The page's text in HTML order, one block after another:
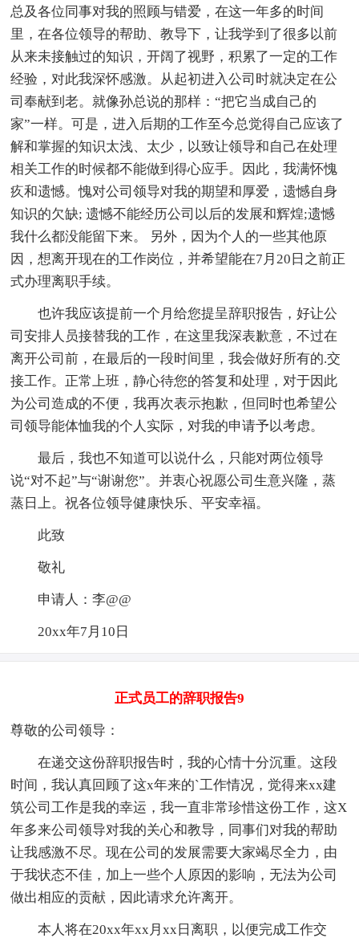
总及各位同事对我的照顾与错爱，在这一年多的时间
里，在各位领导的帮助、教导下，让我学到了很多以前
从来未接触过的知识，开阔了视野，积累了一定的工作
经验，对此我深怀感激。从起初进入公司时就决定在公
司奉献到老。就像孙总说的那样：“把它当成自己的
家”一样。可是，进入后期的工作至今总觉得自己应该了
解和掌握的知识太浅、太少，以致让领导和自己在处理
相关工作的时候都不能做到得心应手。因此，我满怀愧
疚和遗憾。愧对公司领导对我的期望和厚爱，遗憾自身
知识的欠缺; 遗憾不能经历公司以后的发展和辉煌;遗憾
我什么都没能留下来。 另外，因为个人的一些其他原
因，想离开现在的工作岗位，并希望能在7月20日之前正
式办理离职手续。
也许我应该提前一个月给您提呈辞职报告，好让公
司安排人员接替我的工作，在这里我深表歉意，不过在
离开公司前，在最后的一段时间里，我会做好所有的.交
接工作。正常上班，静心待您的答复和处理，对于因此
为公司造成的不便，我再次表示抱歉，但同时也希望公
司领导能体恤我的个人实际，对我的申请予以考虑。
最后，我也不知道可以说什么，只能对两位领导
说“对不起”与“谢谢您”。并衷心祝愿公司生意兴隆，蒸
蒸日上。祝各位领导健康快乐、平安幸福。
此致
敬礼
申请人：李@@
20xx年7月10日
正式员工的辞职报告9
尊敬的公司领导：
在递交这份辞职报告时，我的心情十分沉重。这段
时间，我认真回顾了这x年来的`工作情况，觉得来xx建
筑公司工作是我的幸运，我一直非常珍惜这份工作，这X
年多来公司领导对我的关心和教导，同事们对我的帮助
让我感激不尽。现在公司的发展需要大家竭尽全力，由
于我状态不佳，加上一些个人原因的影响，无法为公司
做出相应的贡献，因此请求允许离开。
本人将在20xx年xx月xx日离职，以便完成工作交